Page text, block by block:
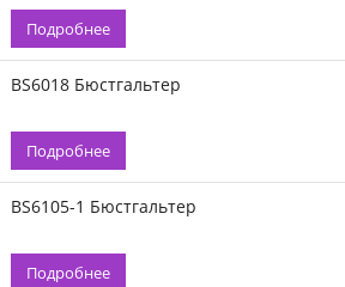
Подробнее
BS6018 Бюстгальтер
Подробнее
BS6105-1 Бюстгальтер
Подробнее